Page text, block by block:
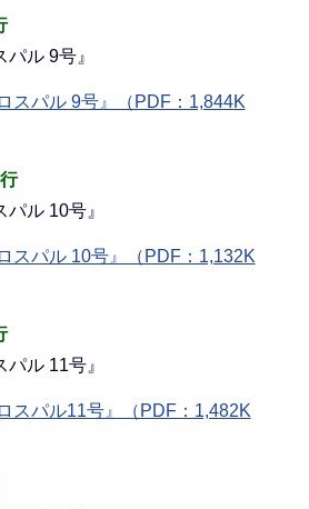
パル 9号』
スパル 9号』（PDF：1,844K
パル 10号』
スパル 10号』（PDF：1,132K
パル 11号』
スパル11号』（PDF：1,482K